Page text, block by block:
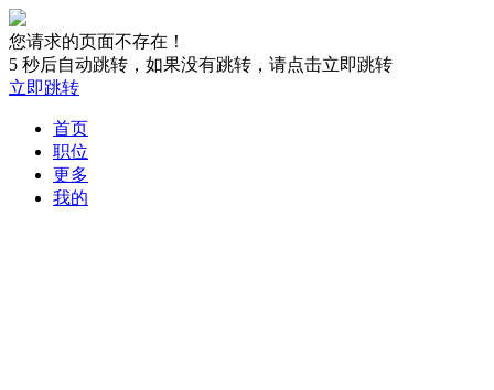
您请求的页面不存在！
5 秒后自动跳转，如果没有跳转，请点击立即跳转
立即跳转
首页
职位
更多
我的